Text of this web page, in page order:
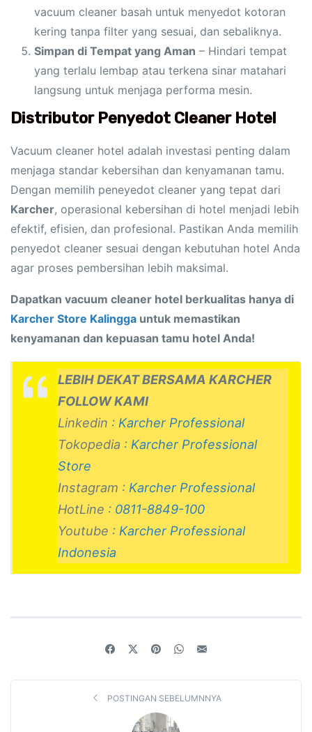
vacuum cleaner basah untuk menyedot kotoran
kering tanpa filter yang sesuai, dan sebaliknya.
Simpan di Tempat yang Aman – Hindari tempat
yang terlalu lembap atau terkena sinar matahari
langsung untuk menjaga performa mesin.
Distributor Penyedot Cleaner Hotel
Vacuum cleaner hotel adalah investasi penting dalam
menjaga standar kebersihan dan kenyamanan tamu.
Dengan memilih peneyedot cleaner yang tepat dari
Karcher, operasional kebersihan di hotel menjadi lebih
efektif, efisien, dan profesional. Pastikan Anda memilih
penyedot cleaner sesuai dengan kebutuhan hotel Anda
agar proses pembersihan lebih maksimal.
Dapatkan vacuum cleaner hotel berkualitas hanya di
Karcher Store Kalingga untuk memastikan
kenyamanan dan kepuasan tamu hotel Anda!
LEBIH DEKAT BERSAMA KARCHER
FOLLOW KAMI
Linkedin : Karcher Professional
Tokopedia : Karcher Professional
Store
Instagram : Karcher Professional
HotLine : 0811-8849-100
Youtube : Karcher Professional
Indonesia
POSTINGAN SEBELUMNNYA